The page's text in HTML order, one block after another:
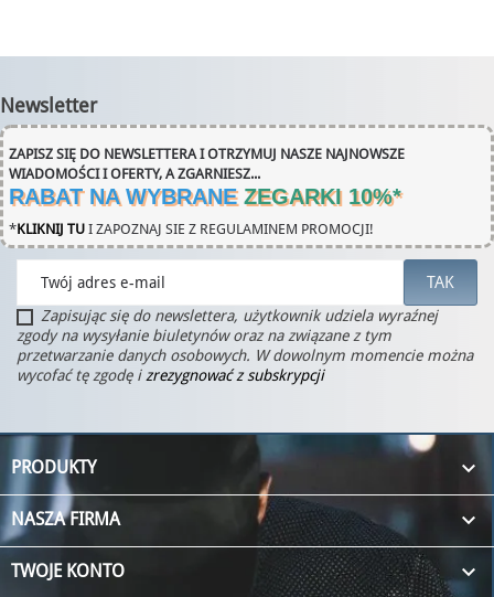
Newsletter
ZAPISZ SIĘ DO NEWSLETTERA I OTRZYMUJ NASZE NAJNOWSZE
WIADOMOŚCI I OFERTY, A ZGARNIESZ...
RABAT NA WYBRANE ZEGARKI 10%*
*KLIKNIJ TU I ZAPOZNAJ SIE Z REGULAMINEM PROMOCJI!
Zapisując się do newslettera, użytkownik udziela wyraźnej
zgody na wysyłanie biuletynów oraz na związane z tym
przetwarzanie danych osobowych. W dowolnym momencie można
wycofać tę zgodę izrezygnować z subskrypcji
PRODUKTY 
NASZA FIRMA 
TWOJE KONTO 